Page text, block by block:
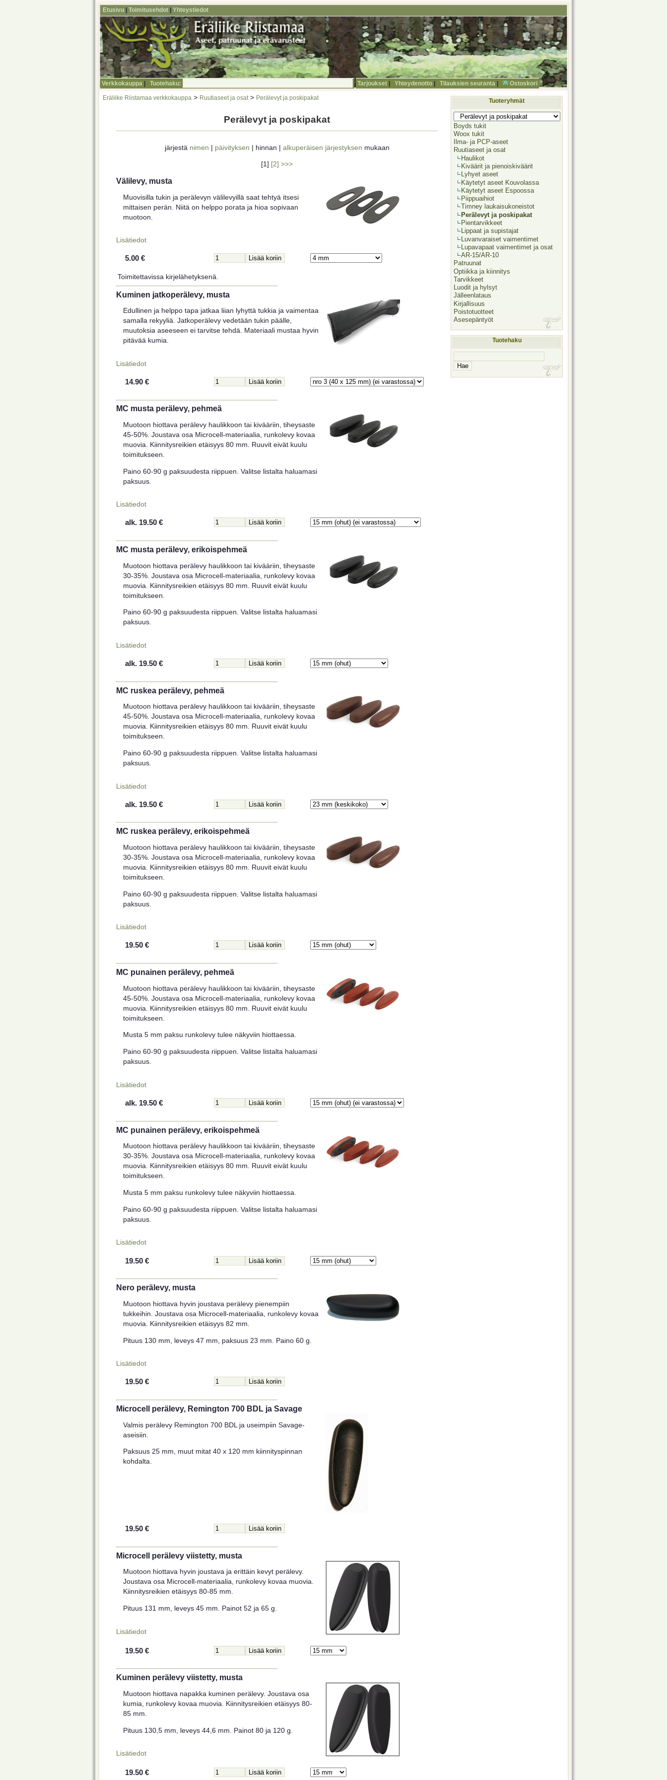
Etusivu Toimitusehdot Yhteystiedot
Verkkokauppa Tuotehaku: Tarjoukset Yhteydenotto Tilauksien seuranta Ostoskori
Eräliike Riistamaa verkkokauppa > Ruutiaseet ja osat > Perälevyt ja poskipakat
Perälevyt ja poskipakat
järjestä nimen | päivityksen | hinnan | alkuperäisen järjestyksen mukaan
[1] [2] >>>
Välilevy, musta
Muovisilla tukin ja perälevyn välilevyillä saat tehtyä itsesi
mittaisen perän. Niitä on helppo porata ja hioa sopivaan
muotoon.
Lisätiedot
5.00 €
Toimitettavissa kirjelähetyksenä.
Kuminen jatkoperälevy, musta
Edullinen ja helppo tapa jatkaa liian lyhyttä tukkia ja vaimentaa
samalla rekyyliä. Jatkoperälevy vedetään tukin päälle,
muutoksia aseeseen ei tarvitse tehdä. Materiaali mustaa hyvin
pitävää kumia.
Lisätiedot
14.90 €
MC musta perälevy, pehmeä
Muotoon hiottava perälevy haulikkoon tai kivääriin, tiheysaste
45-50%. Joustava osa Microcell-materiaalia, runkolevy kovaa
muovia. Kiinnitysreikien etäisyys 80 mm. Ruuvit eivät kuulu
toimitukseen.
Paino 60-90 g paksuudesta riippuen. Valitse listalta haluamasi
paksuus.
Lisätiedot
alk. 19.50 €
MC musta perälevy, erikoispehmeä
Muotoon hiottava perälevy haulikkoon tai kivääriin, tiheysaste
30-35%. Joustava osa Microcell-materiaalia, runkolevy kovaa
muovia. Kiinnitysreikien etäisyys 80 mm. Ruuvit eivät kuulu
toimitukseen.
Paino 60-90 g paksuudesta riippuen. Valitse listalta haluamasi
paksuus.
Lisätiedot
alk. 19.50 €
MC ruskea perälevy, pehmeä
Muotoon hiottava perälevy haulikkoon tai kivääriin, tiheysaste
45-50%. Joustava osa Microcell-materiaalia, runkolevy kovaa
muovia. Kiinnitysreikien etäisyys 80 mm. Ruuvit eivät kuulu
toimitukseen.
Paino 60-90 g paksuudesta riippuen. Valitse listalta haluamasi
paksuus.
Lisätiedot
alk. 19.50 €
MC ruskea perälevy, erikoispehmeä
Muotoon hiottava perälevy haulikkoon tai kivääriin, tiheysaste
30-35%. Joustava osa Microcell-materiaalia, runkolevy kovaa
muovia. Kiinnitysreikien etäisyys 80 mm. Ruuvit eivät kuulu
toimitukseen.
Paino 60-90 g paksuudesta riippuen. Valitse listalta haluamasi
paksuus.
Lisätiedot
19.50 €
MC punainen perälevy, pehmeä
Muotoon hiottava perälevy haulikkoon tai kivääriin, tiheysaste
45-50%. Joustava osa Microcell-materiaalia, runkolevy kovaa
muovia. Kiinnitysreikien etäisyys 80 mm. Ruuvit eivät kuulu
toimitukseen.
Musta 5 mm paksu runkolevy tulee näkyviin hiottaessa.
Paino 60-90 g paksuudesta riippuen. Valitse listalta haluamasi
paksuus.
Lisätiedot
alk. 19.50 €
MC punainen perälevy, erikoispehmeä
Muotoon hiottava perälevy haulikkoon tai kivääriin, tiheysaste
30-35%. Joustava osa Microcell-materiaalia, runkolevy kovaa
muovia. Kiinnitysreikien etäisyys 80 mm. Ruuvit eivät kuulu
toimitukseen.
Musta 5 mm paksu runkolevy tulee näkyviin hiottaessa.
Paino 60-90 g paksuudesta riippuen. Valitse listalta haluamasi
paksuus.
Lisätiedot
19.50 €
Nero perälevy, musta
Muotoon hiottava hyvin joustava perälevy pienempiin
tukkeihin. Joustava osa Microcell-materiaalia, runkolevy kovaa
muovia. Kiinnitysreikien etäisyys 82 mm.
Pituus 130 mm, leveys 47 mm, paksuus 23 mm. Paino 60 g.
Lisätiedot
19.50 €
Microcell perälevy, Remington 700 BDL ja Savage
Valmis perälevy Remington 700 BDL ja useimpiin Savage-
aseisiin.
Paksuus 25 mm, muut mitat 40 x 120 mm kiinnityspinnan
kohdalta.
19.50 €
Microcell perälevy viistetty, musta
Muotoon hiottava hyvin joustava ja erittäin kevyt perälevy.
Joustava osa Microcell-materiaalia, runkolevy kovaa muovia.
Kiinnitysreikien etäisyys 80-85 mm.
Pituus 131 mm, leveys 45 mm. Painot 52 ja 65 g.
Lisätiedot
19.50 €
Kuminen perälevy viistetty, musta
Muotoon hiottava napakka kuminen perälevy. Joustava osa
kumia, runkolevy kovaa muovia. Kiinnitysreikien etäisyys 80-
85 mm.
Pituus 130,5 mm, leveys 44,6 mm. Painot 80 ja 120 g.
Lisätiedot
19.50 €
Tuoteryhmät
Boyds tukit
Woox tukit
Ilma- ja PCP-aseet
Ruutiaseet ja osat
Haulikot
Kiväärit ja pienoiskiväärit
Lyhyet aseet
Käytetyt aseet Kouvolassa
Käytetyt aseet Espoossa
Piippuaihiot
Timney laukaisukoneistot
Perälevyt ja poskipakat
Pientarvikkeet
Lippaat ja supistajat
Luvanvaraiset vaimentimet
Lupavapaat vaimentimet ja osat
AR-15/AR-10
Patruunat
Optiikka ja kiinnitys
Tarvikkeet
Luodit ja hylsyt
Jälleenlataus
Kirjallisuus
Poistotuotteet
Asesepäntyöt
Tuotehaku